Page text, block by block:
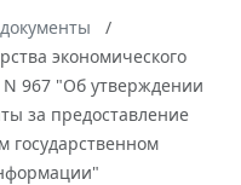
экономического
N 967 "Об утверждении
за предоставление
государственном